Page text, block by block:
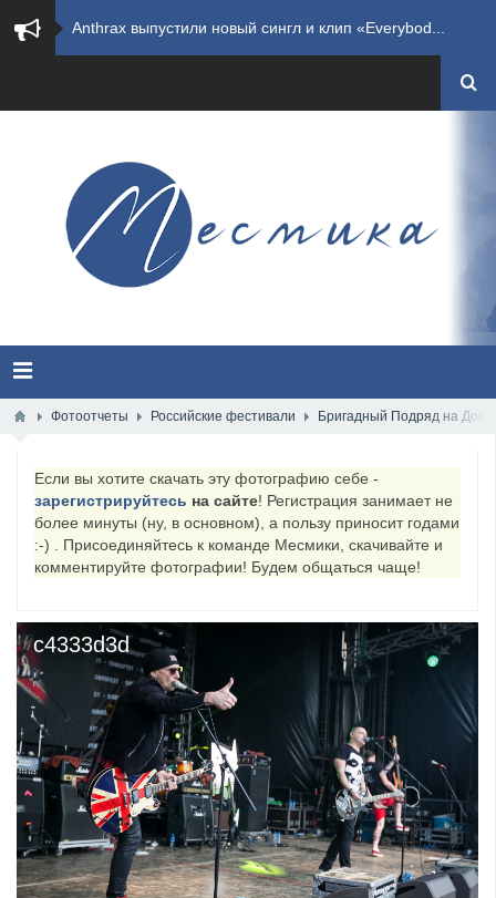
​Wacken Open Air 2027 объявил новую волну участ...
GHOST возвращаются на большие экраны с новым ко...
​Summer Breeze Open Air 2026 полностью переходи...
Всероссийский рок-фестиваль HAMMER FEST впервые...
XANDRIA представили новый сингл под названием «...
​Anthrax выпустили новый сингл и клип «Everybod...
Фотоотчеты Российские фестивали Бригадный Подряд на
Если вы хотите скачать эту фотографию себе -
зарегистрируйтесь на сайте! Регистрация занимает не
более минуты (ну, в основном), а пользу приносит годами
:-) . Присоединяйтесь к команде Месмики, скачивайте и
комментируйте фотографии! Будем общаться чаще!
c4333d3d